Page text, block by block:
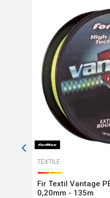
TEXTILE
Fir Textil Vantage
0,20mm - 135m